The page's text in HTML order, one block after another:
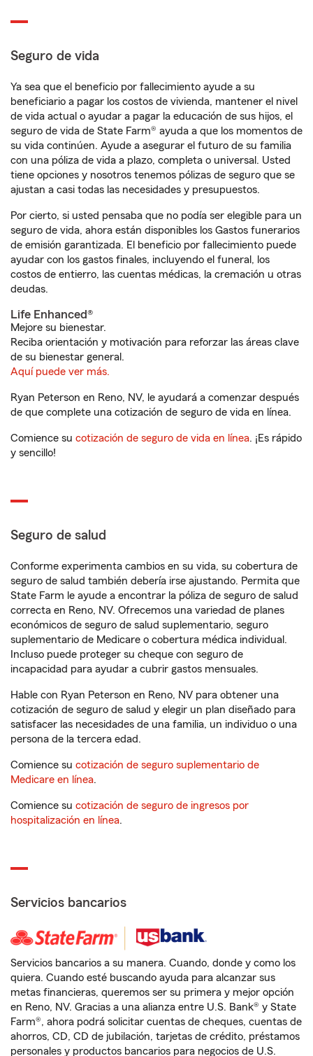
Seguro de vida
Ya sea que el beneficio por fallecimiento ayude a su
beneficiario a pagar los costos de vivienda, mantener el nivel
de vida actual o ayudar a pagar la educación de sus hijos, el
seguro de vida de State Farm® ayuda a que los momentos de
su vida continúen. Ayude a asegurar el futuro de su familia
con una póliza de vida a plazo, completa o universal. Usted
tiene opciones y nosotros tenemos pólizas de seguro que se
ajustan a casi todas las necesidades y presupuestos.
Por cierto, si usted pensaba que no podía ser elegible para un
seguro de vida, ahora están disponibles los Gastos funerarios
de emisión garantizada. El beneficio por fallecimiento puede
ayudar con los gastos finales, incluyendo el funeral, los
costos de entierro, las cuentas médicas, la cremación u otras
deudas.
Life Enhanced®
Mejore su bienestar.
Reciba orientación y motivación para reforzar las áreas clave
de su bienestar general.
Aquí puede ver más.
Ryan Peterson en Reno, NV, le ayudará a comenzar después
de que complete una cotización de seguro de vida en línea.
Comience su cotización de seguro de vida en línea. ¡Es rápido
y sencillo!
Seguro de salud
Conforme experimenta cambios en su vida, su cobertura de
seguro de salud también debería irse ajustando. Permita que
State Farm le ayude a encontrar la póliza de seguro de salud
correcta en Reno, NV. Ofrecemos una variedad de planes
económicos de seguro de salud suplementario, seguro
suplementario de Medicare o cobertura médica individual.
Incluso puede proteger su cheque con seguro de
incapacidad para ayudar a cubrir gastos mensuales.
Hable con Ryan Peterson en Reno, NV para obtener una
cotización de seguro de salud y elegir un plan diseñado para
satisfacer las necesidades de una familia, un individuo o una
persona de la tercera edad.
Comience su cotización de seguro suplementario de
Medicare en línea.
Comience su cotización de seguro de ingresos por
hospitalización en línea.
Servicios bancarios
Servicios bancarios a su manera. Cuando, donde y como los
quiera. Cuando esté buscando ayuda para alcanzar sus
metas financieras, queremos ser su primera y mejor opción
en Reno, NV. Gracias a una alianza entre U.S. Bank® y State
Farm®, ahora podrá solicitar cuentas de cheques, cuentas de
ahorros, CD, CD de jubilación, tarjetas de crédito, préstamos
personales y productos bancarios para negocios de U.S.